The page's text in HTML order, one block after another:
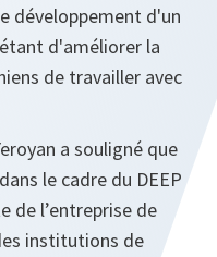
développement d'un
d'améliorer la
de travailler avec
a souligné que
le cadre du DEEP
de l’entreprise de
institutions de